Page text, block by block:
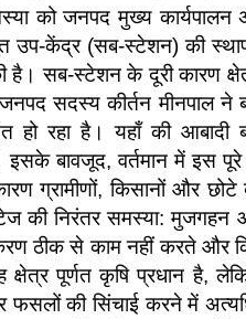
को जनपद मुख्य कार्यपालन
उप-केंद्र (सब-स्टेशन) की
सब-स्टेशन के दूरी कारण
सदस्य कीर्तन मीनपाल
हो रहा है। यहाँ की
इसके बावजूद, वर्तमान में इस
ग्रामीणों, किसानों और छोटे
की निरंतर समस्या: मुजगहन
ठीक से काम नहीं करते और
क्षेत्र पूर्णत कृषि प्रधान है,
फसलों की सिंचाई करने में